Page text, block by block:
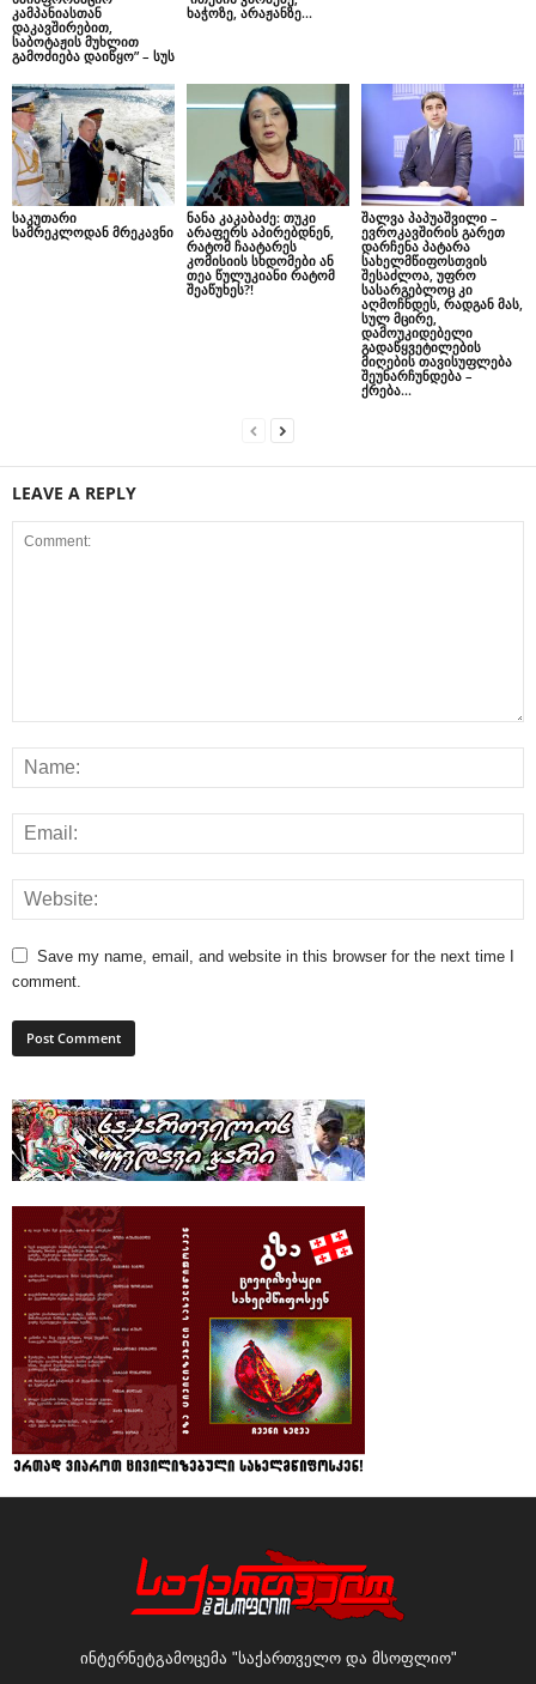
კამპანიასთან
დაკავშირებით,
საბოტაჟის მუხლით
გამოძიება დაიწყო” – სუს
ხაჭოზე, არაჟანზე…
საკუთარი
სამრეკლოდან მრეკავნი
ნანა კაკაბაძე: თუკი
არაფერს აპირებდნენ,
რატომ ჩაატარეს
კომისიის სხდომები ან
თეა წულუკიანი რატომ
შეაწუხეს?!
შალვა პაპუაშვილი –
ევროკავშირის გარეთ
დარჩენა პატარა
სახელმწიფოსთვის
შესაძლოა, უფრო
სასარგებლოც კი
აღმოჩნდეს, რადგან მას,
სულ მცირე,
დამოუკიდებელი
გადაწყვეტილების
მიღების თავისუფლება
შეუნარჩუნდება –
ქრება...
LEAVE A REPLY
Save my name, email, and website in this browser for the next time I
comment.
ინტერნეტგამოცემა "საქართველო და მსოფლიო"